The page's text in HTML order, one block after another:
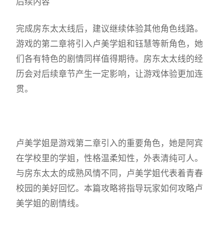
完成房东太太线后，建议继续体验其他角色线路。
游戏的第二章将引入卢美学姐和钰慧等新角色，她
们各有特色的剧情同样值得期待。房东太太线的经
历会对后续章节产生一定影响，让游戏体验更加连
贯。
卢美学姐是游戏第二章引入的重要角色，她是阿宾
在学校里的学姐，性格温柔知性，外表清纯可人。
与房东太太的成熟风情不同，卢美学姐代表着青春
校园的美好回忆。本篇攻略将指导玩家如何攻略卢
美学姐的剧情线。